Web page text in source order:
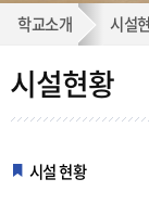
기
시
설
현
황
학교소개 시설
시설현황
시설 현황